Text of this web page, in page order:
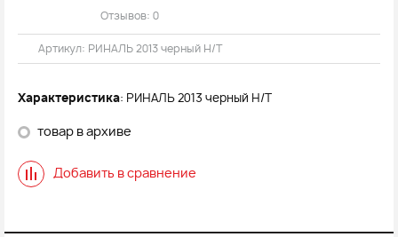
Отзывов: 0
Артикул: РИНАЛЬ 2013 черный Н/Т
Характеристика: РИНАЛЬ 2013 черный Н/Т
товар в архиве
Добавить в сравнение